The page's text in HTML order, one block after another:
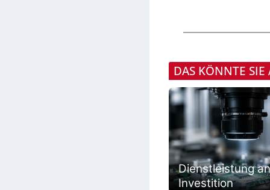
DAS KÖNNTE SIE
Dienstleistung
Investition